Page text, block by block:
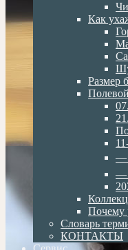
Как
Размер
—
—
Почему
Словарь
КОНТАКТЫ